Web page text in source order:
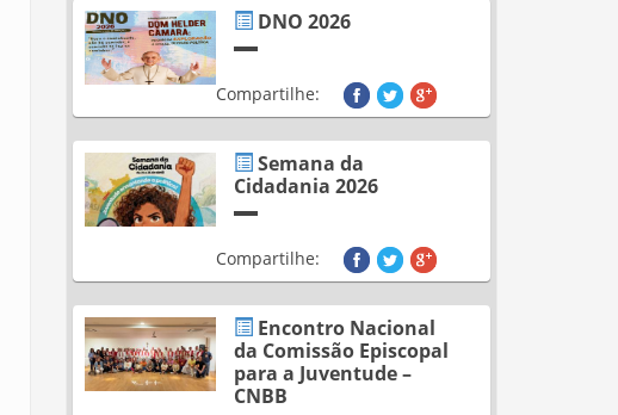
DNO 2026
Compartilhe:
Semana da
Cidadania 2026
Compartilhe:
Encontro Nacional
da Comissão Episcopal
para a Juventude –
CNBB